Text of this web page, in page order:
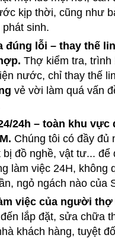
kịp thời, cũng như
sinh.
đúng lỗi – thay thế
Thợ kiểm tra, trình
nước, chỉ thay thế
vẻ vời làm quá vấn
24h – toàn khu vực
Chúng tôi có đầy đủ
bị đồ nghề, vật tư... để
làm việc 24H, không
ngỏ ngách nào của
việc của người
lắp đặt, sửa chữa
khách hàng, tuyệt